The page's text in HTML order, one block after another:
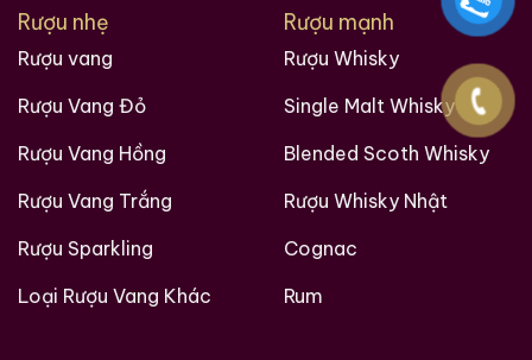
Rượu nhẹ
Rượu vang
Rượu Vang Đỏ
Rượu Vang Hồng
Rượu Vang Trắng
Rượu Sparkling
Loại Rượu Vang Khác
Rượu mạnh
Rượu Whisky
Single Malt Whisky
Blended Scoth Whisky
Rượu Whisky Nhật
Cognac
Rum